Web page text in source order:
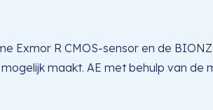
Exmor R CMOS-sensor en de
maakt. AE met behulp van de